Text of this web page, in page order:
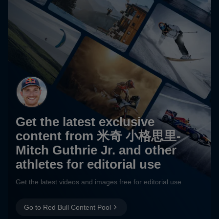
Get the latest exclusive
content from 米奇 小格思里-
Mitch Guthrie Jr. and other
athletes for editorial use
Get the latest videos and images free for editorial use
Go to Red Bull Content Pool